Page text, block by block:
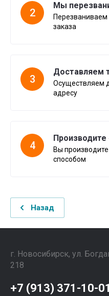
2
Мы
заказа
3
Доставляем
Осуществляем
адресу
4
Производите
Вы
способом
Назад
г. Новосибирск, ул.
218
+7 (913) 371-10-01